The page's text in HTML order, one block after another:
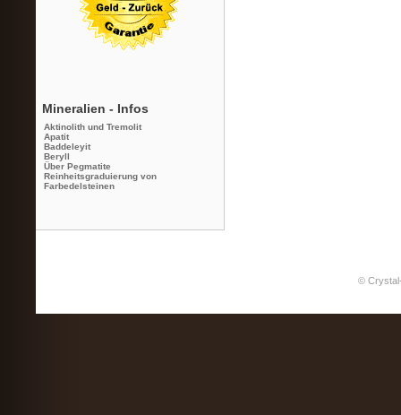
Mineralien - Infos
Aktinolith und Tremolit
Apatit
Baddeleyit
Beryll
Über Pegmatite
Reinheitsgraduierung von
Farbedelsteinen
©